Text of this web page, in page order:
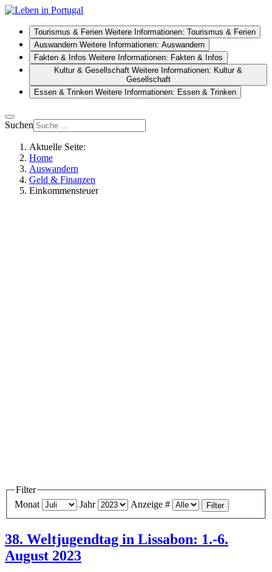
Tourismus & Ferien Weitere Informationen: Tourismus & Ferien
Auswandern Weitere Informationen: Auswandern
Fakten & Infos Weitere Informationen: Fakten & Infos
Kultur & Gesellschaft Weitere Informationen: Kultur &
Gesellschaft
Essen & Trinken Weitere Informationen: Essen & Trinken
Suchen
Aktuelle Seite:
Home
Auswandern
Geld & Finanzen
Einkommensteuer
Filter
Monat
Jahr Anzeige # Filter
38. Weltjugendtag in Lissabon: 1.-6.
August 2023